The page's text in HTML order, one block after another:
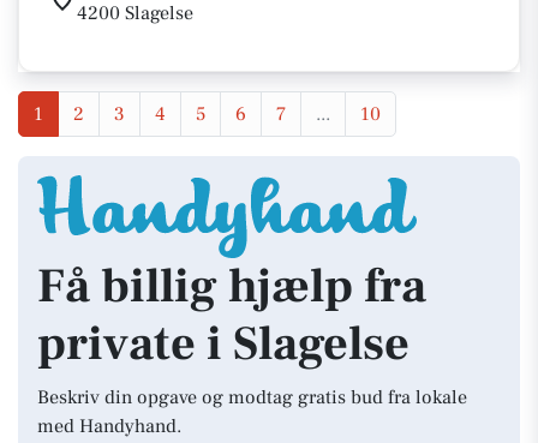
4200 Slagelse
1 2 3 4 5 6 7 ... 10
Få billig hjælp fra
private i Slagelse
Beskriv din opgave og modtag gratis bud fra lokale
med Handyhand.